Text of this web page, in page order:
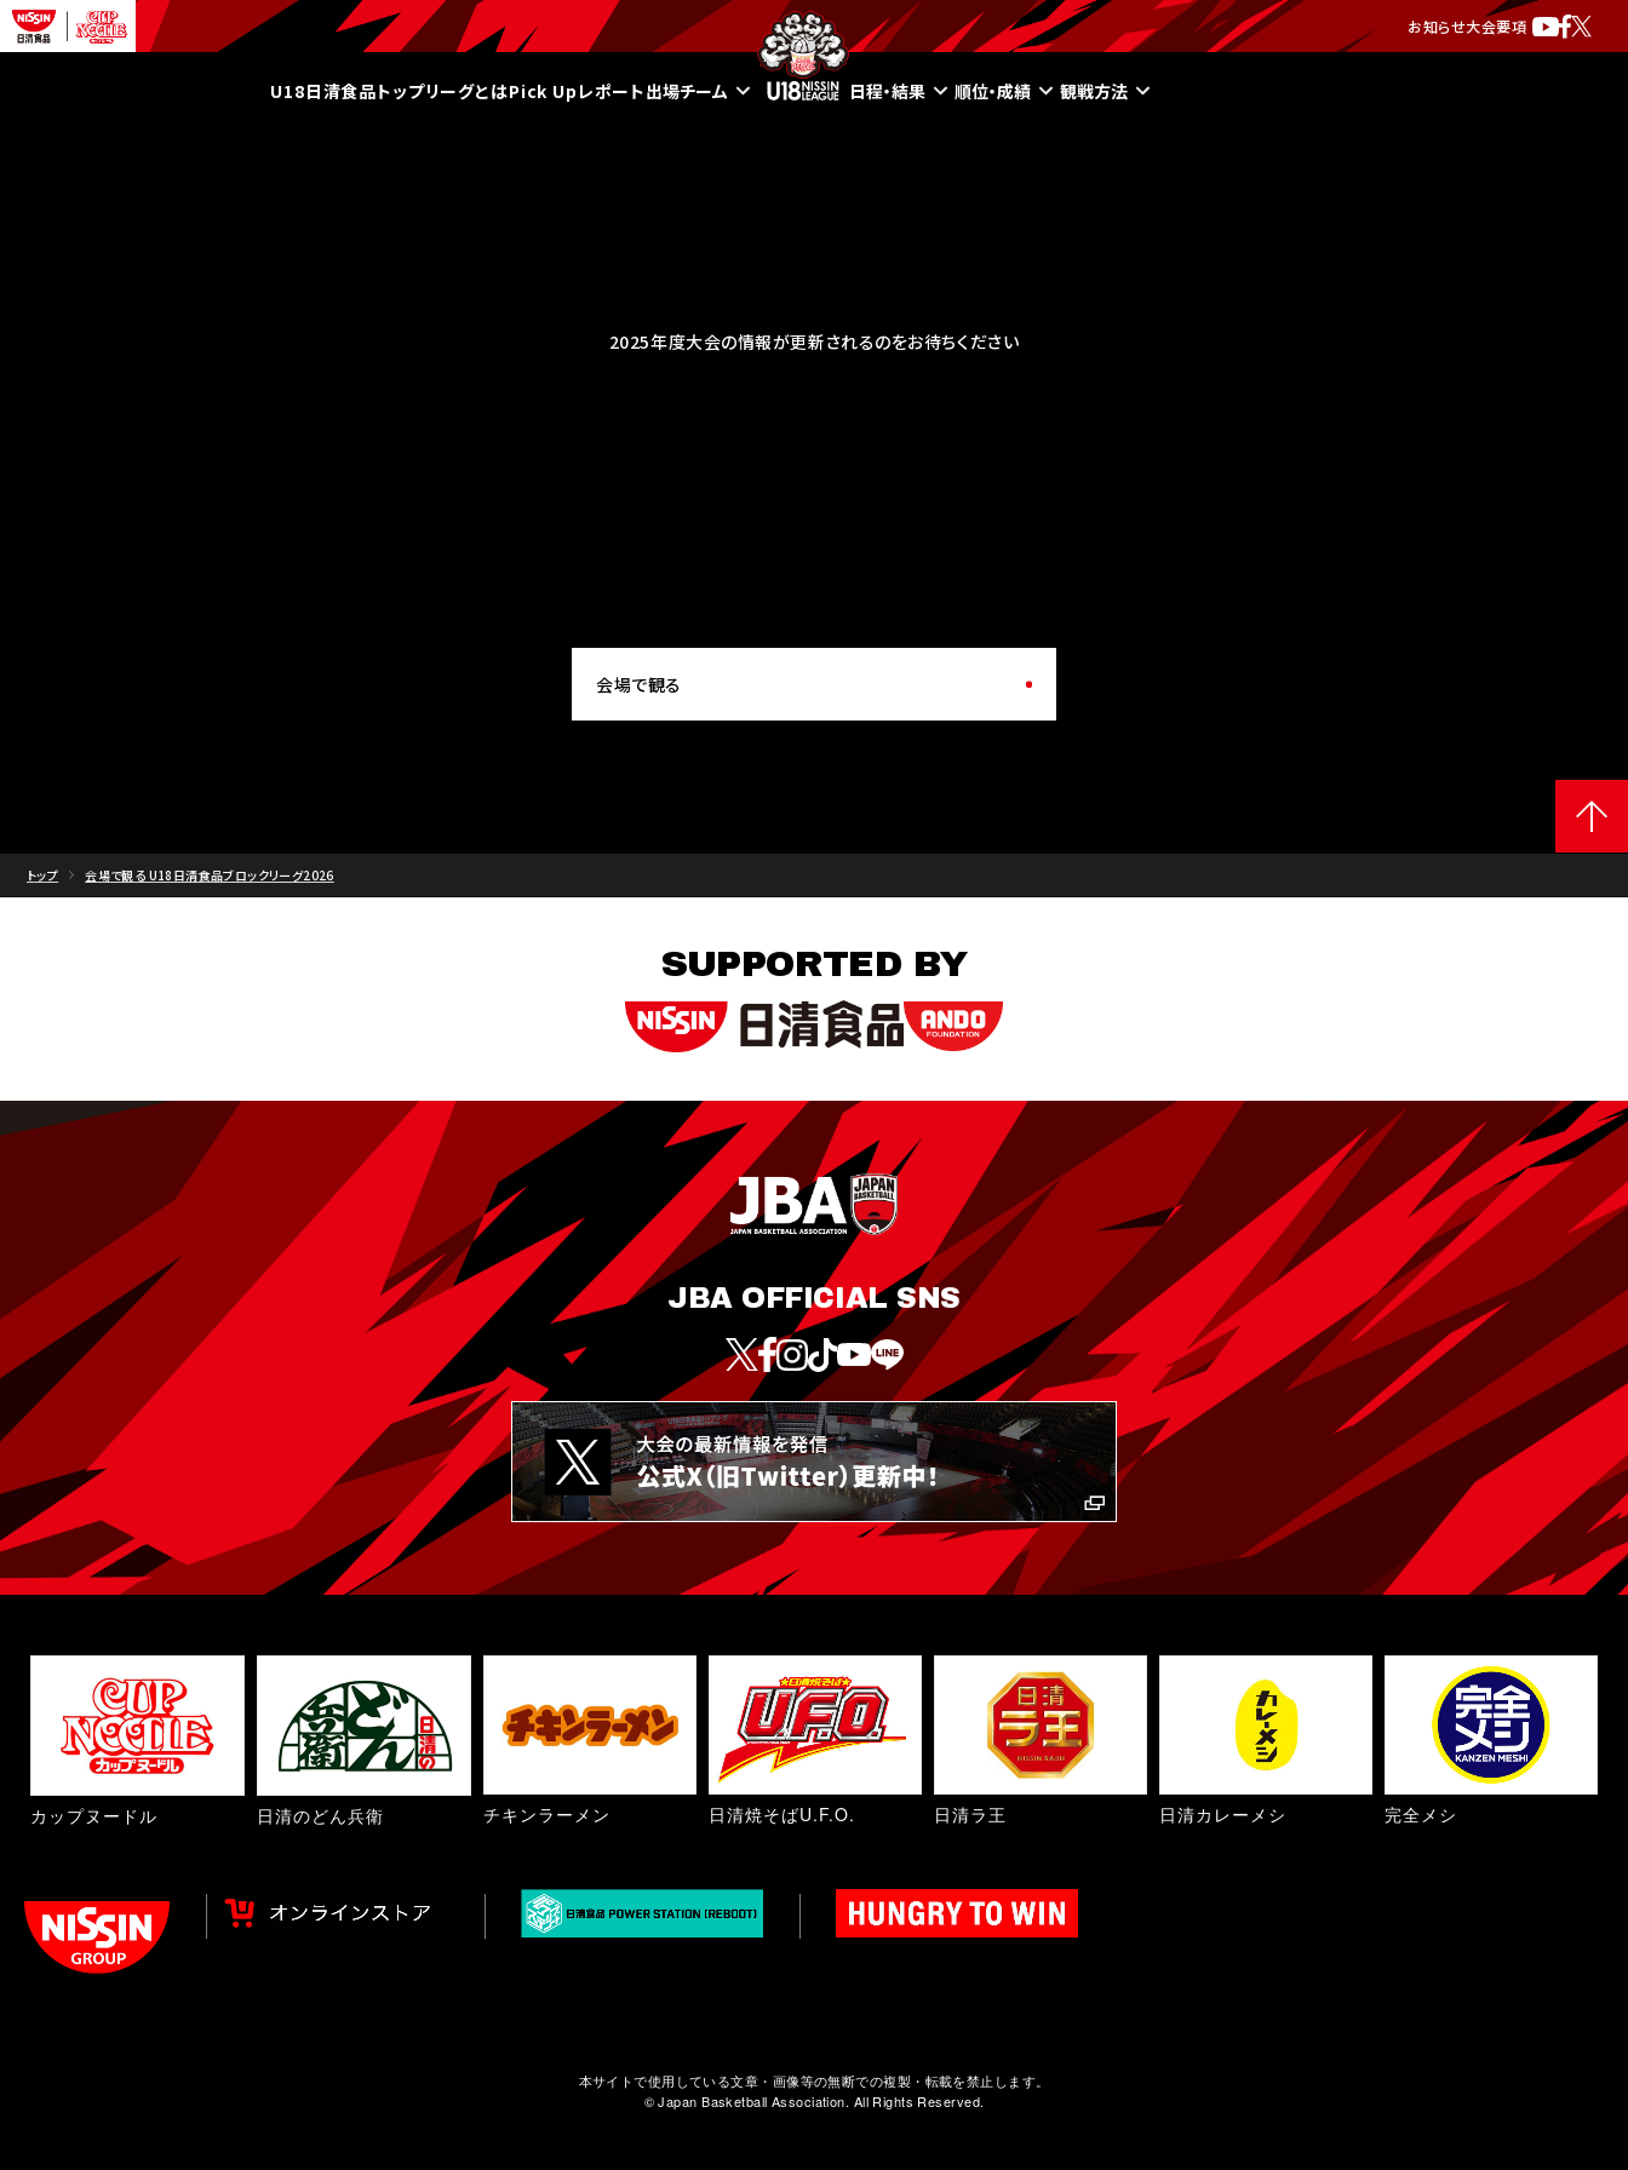
お知らせ大会要項
U18日清食品トップリーグとはPick Upレポート出場チーム 日程・結果 順位・成績 観戦方法
2025年度大会の情報が更新されるのをお待ちください
会場で観る
トップ 会場で観る U18日清食品ブロックリーグ2026
SUPPORTED BY
JBA OFFICIAL SNS
カップヌードル 日清のどん兵衛 チキンラーメン 日清焼そばU.F.O. 日清ラ王 日清カレーメシ 完全メシ
本サイトで使用している文章・画像等の無断での複製・転載を禁止します。
© Japan Basketball Association. All Rights Reserved.